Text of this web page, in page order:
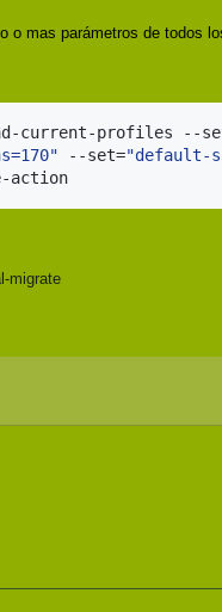
o mas parámetros de todos
current-profiles --
" --set="default-
action
migrate